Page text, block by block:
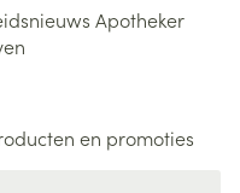
Apotheker
en promoties